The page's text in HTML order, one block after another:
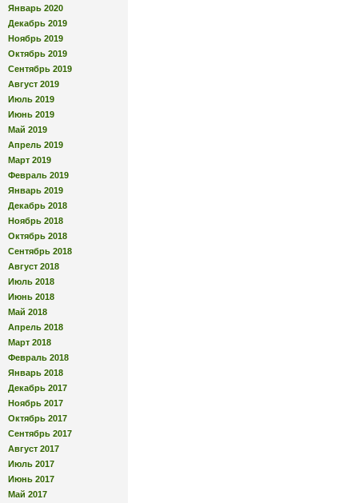
Январь 2020
Декабрь 2019
Ноябрь 2019
Октябрь 2019
Сентябрь 2019
Август 2019
Июль 2019
Июнь 2019
Май 2019
Апрель 2019
Март 2019
Февраль 2019
Январь 2019
Декабрь 2018
Ноябрь 2018
Октябрь 2018
Сентябрь 2018
Август 2018
Июль 2018
Июнь 2018
Май 2018
Апрель 2018
Март 2018
Февраль 2018
Январь 2018
Декабрь 2017
Ноябрь 2017
Октябрь 2017
Сентябрь 2017
Август 2017
Июль 2017
Июнь 2017
Май 2017